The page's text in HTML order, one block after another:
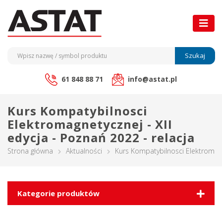
Szukaj
61 848 88 71 info@astat.pl
Kurs Kompatybilnosci
Elektromagnetycznej - XII
edycja - Poznań 2022 - relacja
Strona główna Aktualności Kurs Kompatybilnosci
Kategorie produktów